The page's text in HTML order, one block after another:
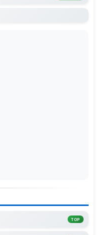
TOP